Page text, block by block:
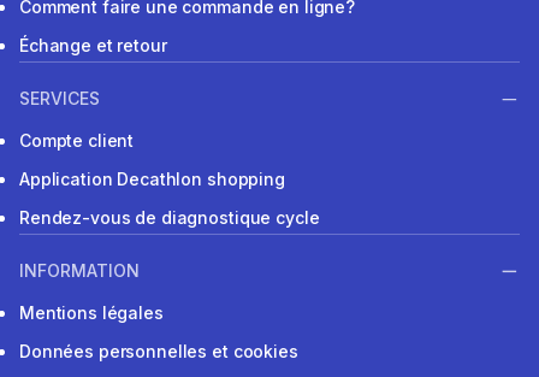
Comment faire une commande en ligne?
Échange et retour
SERVICES
Compte client
Application Decathlon shopping
Rendez-vous de diagnostique cycle
INFORMATION
Mentions légales
Données personnelles et cookies